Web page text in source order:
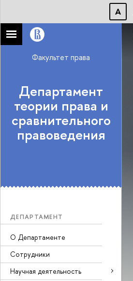
A
Факультет права
Департамент
теории права и
сравнительного
правоведения
ДЕПАРТАМЕНТ
О Департаменте
Сотрудники
Научная деятельность